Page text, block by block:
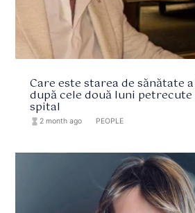
Care este starea de sănătate
după cele două luni
spital
hourglass_full 2 month ago PEOPLE